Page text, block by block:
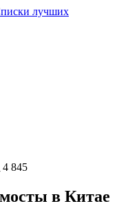
4 845
в Китае